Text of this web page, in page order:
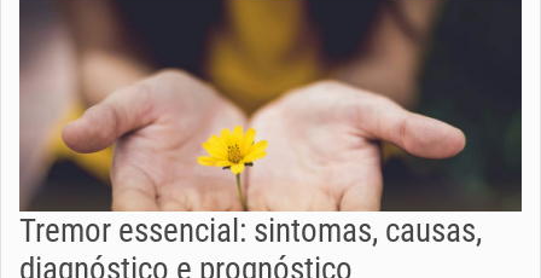
Tremor essencial: sintomas, causas,
diagnóstico e prognóstico